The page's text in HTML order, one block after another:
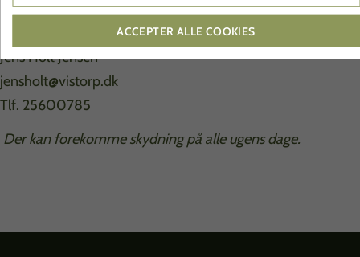
Spørgsmål, tilbud mv. kontakt:
Jens Holt Jensen
jensholt@vistorp.dk
Tlf. 25600785
Der kan forekomme skydning på alle ugens dage.
ACCEPTER ALLE COOKIES